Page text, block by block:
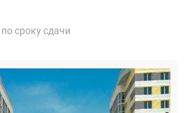
по сроку сдачи